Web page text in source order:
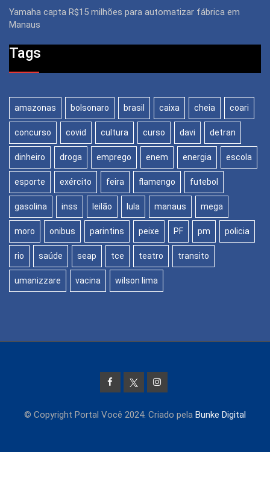
Yamaha capta R$15 milhões para automatizar fábrica em
Manaus
Tags
amazonas bolsonaro brasil caixa cheia coari
concurso covid cultura curso davi detran
dinheiro droga emprego enem energia escola
esporte exército feira flamengo futebol
gasolina inss leilão lula manaus mega
moro onibus parintins peixe PF pm policia
rio saúde seap tce teatro transito
umanizzare vacina wilson lima
© Copyright Portal Você 2024. Criado pela Bunke Digital